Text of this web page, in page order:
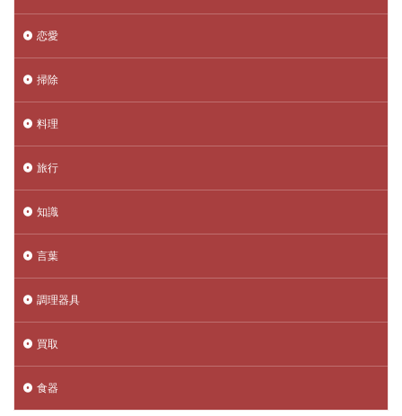
恋愛
掃除
料理
旅行
知識
言葉
調理器具
買取
食器